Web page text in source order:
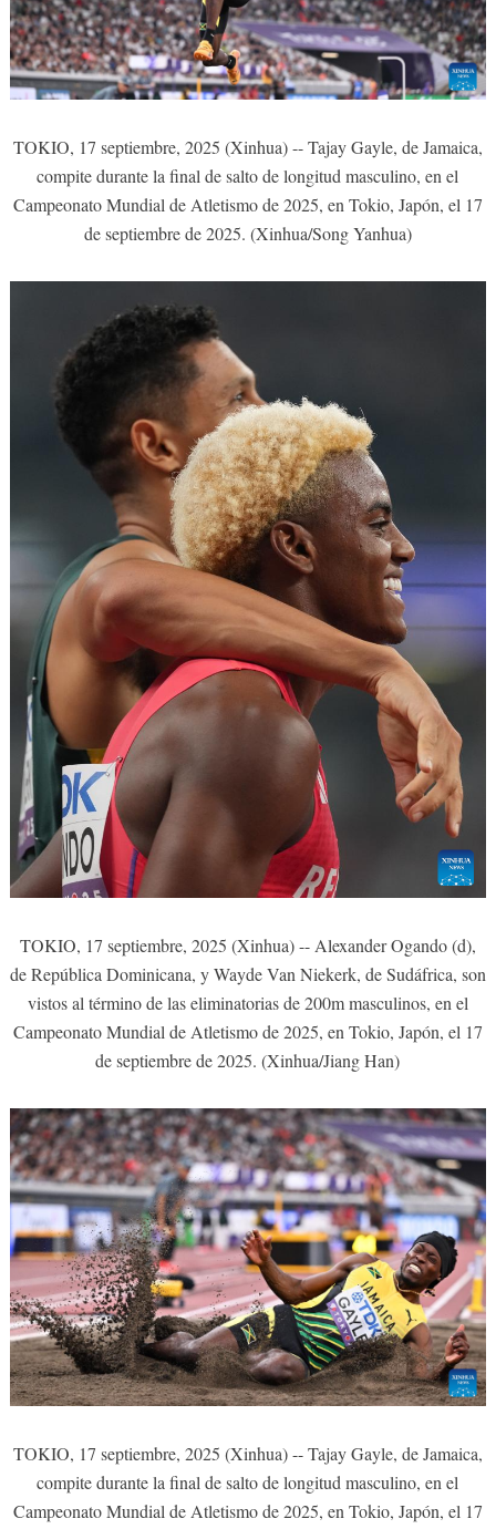
TOKIO, 17 septiembre, 2025 (Xinhua) -- Tajay Gayle, de Jamaica,
compite durante la final de salto de longitud masculino, en el
Campeonato Mundial de Atletismo de 2025, en Tokio, Japón, el 17
de septiembre de 2025. (Xinhua/Song Yanhua)
TOKIO, 17 septiembre, 2025 (Xinhua) -- Alexander Ogando (d),
de República Dominicana, y Wayde Van Niekerk, de Sudáfrica, son
vistos al término de las eliminatorias de 200m masculinos, en el
Campeonato Mundial de Atletismo de 2025, en Tokio, Japón, el 17
de septiembre de 2025. (Xinhua/Jiang Han)
TOKIO, 17 septiembre, 2025 (Xinhua) -- Tajay Gayle, de Jamaica,
compite durante la final de salto de longitud masculino, en el
Campeonato Mundial de Atletismo de 2025, en Tokio, Japón, el 17